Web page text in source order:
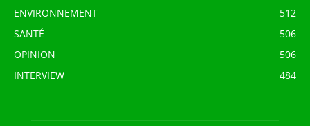
ENVIRONNEMENT
512
SANTÉ
506
OPINION
506
INTERVIEW
484